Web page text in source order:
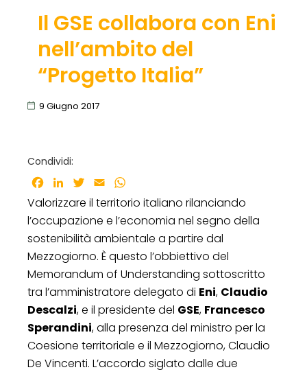
Il GSE collabora con Eni
nell’ambito del
“Progetto Italia”
9 Giugno 2017
Condividi:
Facebook
LinkedInTwitter
Email
Valorizzare il territorio italiano rilanciando
l’occupazione e l’economia nel segno della
sostenibilità ambientale a partire dal
Mezzogiorno. È questo l’obbiettivo del
Memorandum of Understanding sottoscritto
tra l’amministratore delegato di Eni, Claudio
Descalzi, e il presidente del GSE, Francesco
Sperandini, alla presenza del ministro per la
Coesione territoriale e il Mezzogiorno, Claudio
De Vincenti. L’accordo siglato dalle due